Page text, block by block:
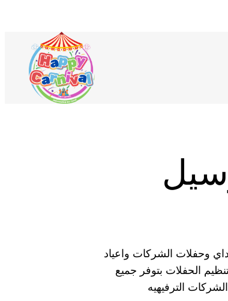
وحفلات الشركات واعياد
الحفلات بتوفر جميع
الترفيهيه